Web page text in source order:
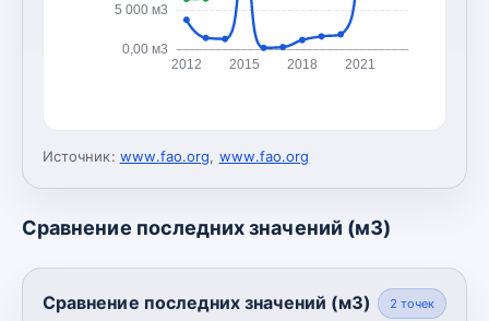
0,00 м3
5 000 м3
2012 2015 2018 2021
Источник: www.fao.org, www.fao.org
Сравнение последних значений (м3)
Сравнение последних значений (м3) 2 точек